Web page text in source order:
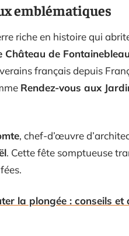
emblématiques
riche en histoire qui
Château de Fontainebleau
français depuis
Rendez-vous aux
, chef-d’œuvre
. Cette fête somptueuse
la plongée : conseils